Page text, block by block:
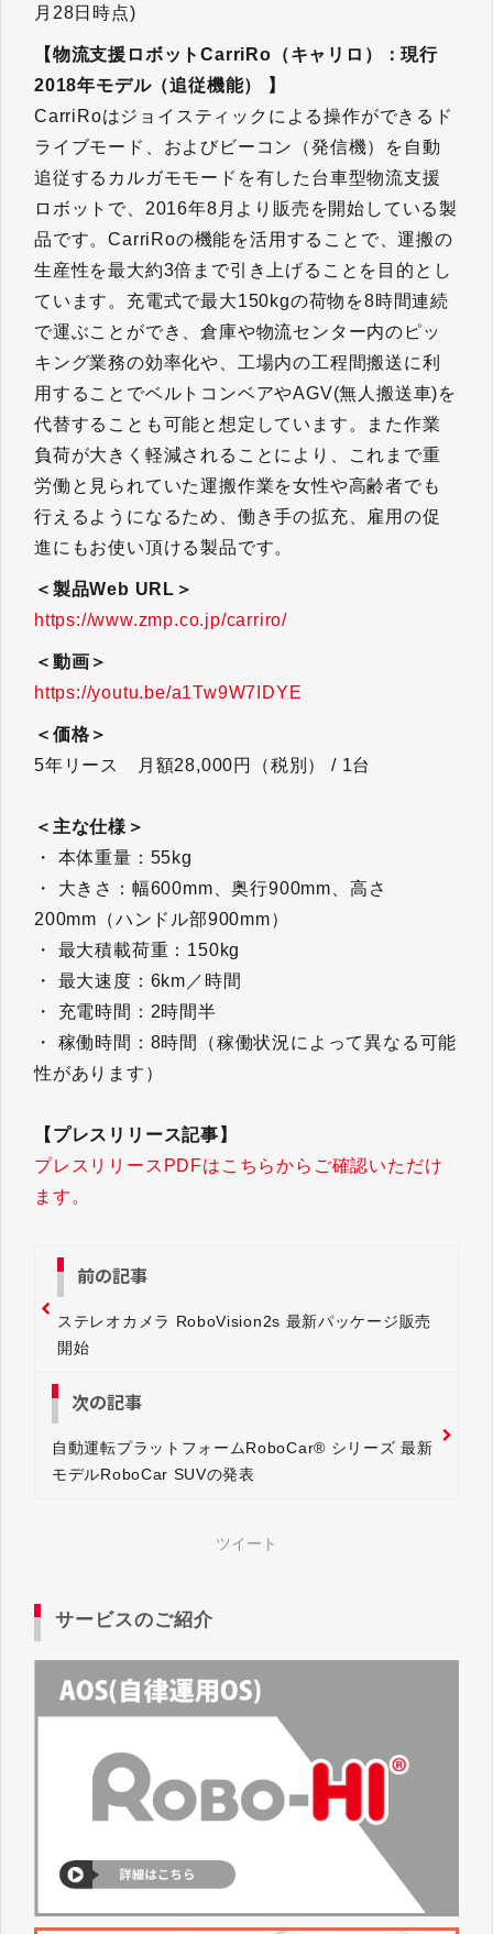
月28日時点)
【物流支援ロボットCarriRo（キャリロ）：現行
2018年モデル（追従機能） 】
CarriRoはジョイスティックによる操作ができるド
ライブモード、およびビーコン（発信機）を自動
追従するカルガモモードを有した台車型物流支援
ロボットで、2016年8月より販売を開始している製
品です。CarriRoの機能を活用することで、運搬の
生産性を最大約3倍まで引き上げることを目的とし
ています。充電式で最大150kgの荷物を8時間連続
で運ぶことができ、倉庫や物流センター内のピッ
キング業務の効率化や、工場内の工程間搬送に利
用することでベルトコンベアやAGV(無人搬送車)を
代替することも可能と想定しています。また作業
負荷が大きく軽減されることにより、これまで重
労働と見られていた運搬作業を女性や高齢者でも
行えるようになるため、働き手の拡充、雇用の促
進にもお使い頂ける製品です。
＜製品Web URL＞
https://www.zmp.co.jp/carriro/
＜動画＞
https://youtu.be/a1Tw9W7IDYE
＜価格＞
5年リース 月額28,000円（税別） / 1台
＜主な仕様＞
・ 本体重量：55kg
・ 大きさ：幅600mm、奥行900mm、高さ
200mm（ハンドル部900mm）
・ 最大積載荷重：150kg
・ 最大速度：6km／時間
・ 充電時間：2時間半
・ 稼働時間：8時間（稼働状況によって異なる可能
性があります）
【プレスリリース記事】
プレスリリースPDFはこちらからご確認いただけ
ます。
前の記事
ステレオカメラ RoboVision2s 最新パッケージ販売
開始
次の記事
自動運転プラットフォームRoboCar® シリーズ 最新
モデルRoboCar SUVの発表
ツイート
サービスのご紹介